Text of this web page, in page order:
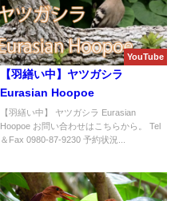
YouTube
【羽繕い中】ヤツガシラ
Eurasian Hoopoe
【羽繕い中】 ヤツガシラ Eurasian
Hoopoe お問い合わせはこちらから。 Tel
＆Fax 0980-87-9230 予約状況...